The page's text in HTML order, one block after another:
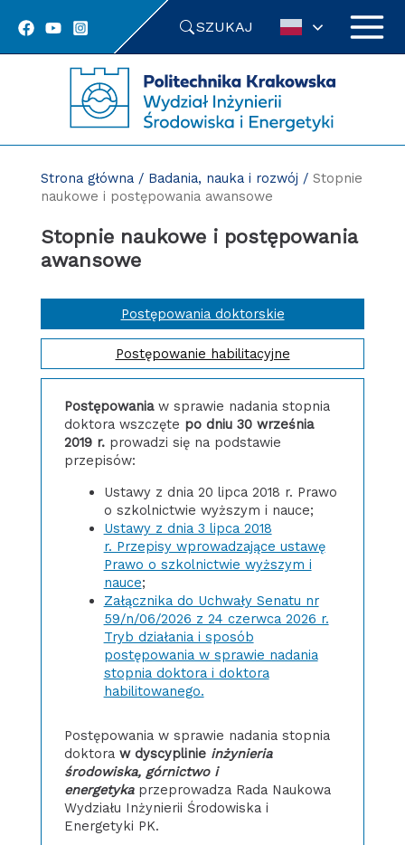
SZUKAJ
Strona główna/ Badania, nauka i rozwój / Stopnie
naukowe i postępowania awansowe
Stopnie naukowe i postępowania
awansowe
Postępowania doktorskie
Postępowanie habilitacyjne
Postępowaniaw sprawie nadania stopnia
doktora wszczęte po dniu 30 września
2019 r.prowadzi się na podstawie
przepisów:
Ustawy z dnia 20 lipca 2018 r. Prawo
o szkolnictwie wyższym i nauce;
Ustawy z dnia 3 lipca 2018
r. Przepisy wprowadzające ustawę
Prawo o szkolnictwie wyższym i
nauce;
Załącznika do Uchwały Senatu nr
59/n/06/2026 z 24 czerwca 2026 r.
Tryb działania i sposób
postępowania w sprawie nadania
stopnia doktora i doktora
habilitowanego.
Postępowania w sprawie nadania stopnia
doktora w dyscyplinie inżynieria
środowiska, górnictwo i
energetykaprzeprowadza Rada Naukowa
Wydziału Inżynierii Środowiska i
Energetyki PK.